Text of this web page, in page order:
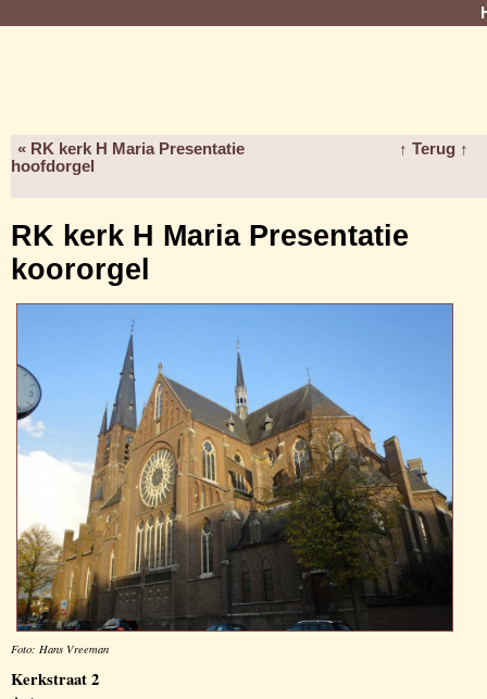
« RK kerk H Maria Presentatie
hoofdorgel
↑ Terug ↑
RK kerk H Maria Presentatie
koororgel
Foto: Hans Vreeman
Kerkstraat 2